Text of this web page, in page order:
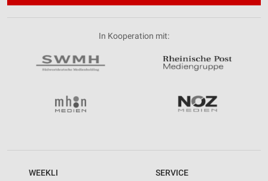
In Kooperation mit:
WEEKLI SERVICE